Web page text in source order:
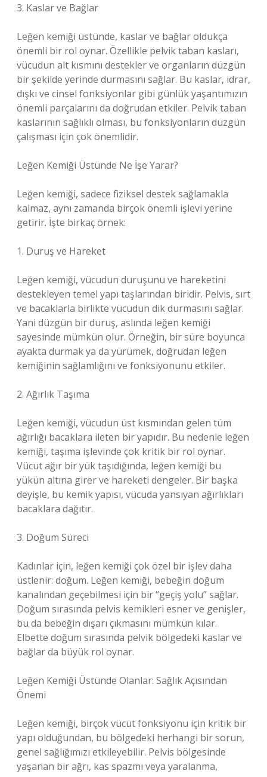
3. Kaslar ve Bağlar
Leğen kemiği üstünde, kaslar ve bağlar oldukça
önemli bir rol oynar. Özellikle pelvik taban kasları,
vücudun alt kısmını destekler ve organların düzgün
bir şekilde yerinde durmasını sağlar. Bu kaslar, idrar,
dışkı ve cinsel fonksiyonlar gibi günlük yaşantımızın
önemli parçalarını da doğrudan etkiler. Pelvik taban
kaslarının sağlıklı olması, bu fonksiyonların düzgün
çalışması için çok önemlidir.
Leğen Kemiği Üstünde Ne İşe Yarar?
Leğen kemiği, sadece fiziksel destek sağlamakla
kalmaz, aynı zamanda birçok önemli işlevi yerine
getirir. İşte birkaç örnek:
1. Duruş ve Hareket
Leğen kemiği, vücudun duruşunu ve hareketini
destekleyen temel yapı taşlarından biridir. Pelvis, sırt
ve bacaklarla birlikte vücudun dik durmasını sağlar.
Yani düzgün bir duruş, aslında leğen kemiği
sayesinde mümkün olur. Örneğin, bir süre boyunca
ayakta durmak ya da yürümek, doğrudan leğen
kemiğinin sağlamlığını ve fonksiyonunu etkiler.
2. Ağırlık Taşıma
Leğen kemiği, vücudun üst kısmından gelen tüm
ağırlığı bacaklara ileten bir yapıdır. Bu nedenle leğen
kemiği, taşıma işlevinde çok kritik bir rol oynar.
Vücut ağır bir yük taşıdığında, leğen kemiği bu
yükün altına girer ve hareketi dengeler. Bir başka
deyişle, bu kemik yapısı, vücuda yansıyan ağırlıkları
bacaklara dağıtır.
3. Doğum Süreci
Kadınlar için, leğen kemiği çok özel bir işlev daha
üstlenir: doğum. Leğen kemiği, bebeğin doğum
kanalından geçebilmesi için bir “geçiş yolu” sağlar.
Doğum sırasında pelvis kemikleri esner ve genişler,
bu da bebeğin dışarı çıkmasını mümkün kılar.
Elbette doğum sırasında pelvik bölgedeki kaslar ve
bağlar da büyük rol oynar.
Leğen Kemiği Üstünde Olanlar: Sağlık Açısından
Önemi
Leğen kemiği, birçok vücut fonksiyonu için kritik bir
yapı olduğundan, bu bölgedeki herhangi bir sorun,
genel sağlığımızı etkileyebilir. Pelvis bölgesinde
yaşanan bir ağrı, kas spazmı veya yaralanma,